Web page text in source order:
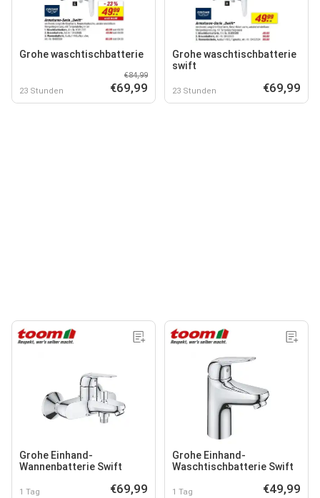
Grohe waschtischbatterie
23 Stunden
€84,99
€69,99
Grohe waschtischbatterie
swift
23 Stunden €69,99
Grohe Einhand-
Wannenbatterie Swift
1 Tag €69,99
Grohe Einhand-
Waschtischbatterie Swift
1 Tag €49,99